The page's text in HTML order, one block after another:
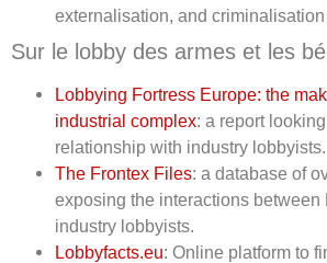
externalisation, and criminalisation
Sur le lobby des armes et les
Lobbying Fortress Europe: the
industrial complex: a report
relationship with industry lobbyists.
The Frontex Files: a database of
exposing the interactions between
industry lobbyists.
Lobbyfacts.eu: Online platform to